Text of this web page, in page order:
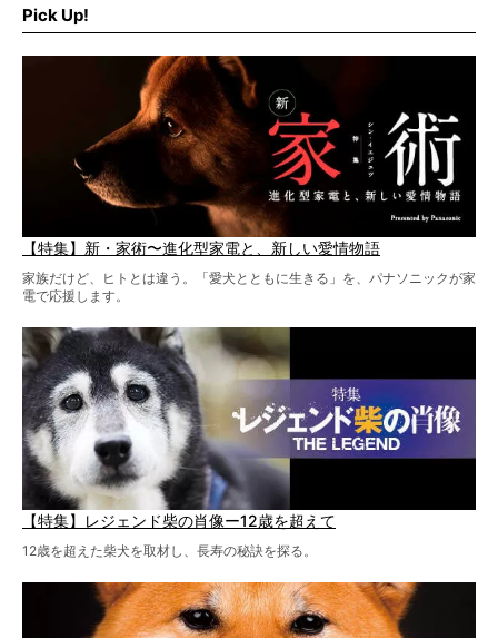
Pick Up!
【特集】新・家術〜進化型家電と、新しい愛情物語
家族だけど、ヒトとは違う。「愛犬とともに生きる」を、パナソニックが家
電で応援します。
【特集】レジェンド柴の肖像ー12歳を超えて
12歳を超えた柴犬を取材し、長寿の秘訣を探る。